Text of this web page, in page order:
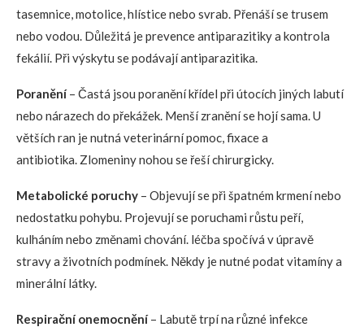
tasemnice, motolice, hlístice nebo svrab. Přenáší se trusem
nebo vodou. Důležitá je prevence antiparazitiky a kontrola
fekálií. Při výskytu se podávají antiparazitika.
Poranění– Častá jsou poranění křídel při útocích jiných labutí
nebo nárazech do překážek. Menší zranění se hojí sama. U
větších ran je nutná veterinární pomoc, fixace a
antibiotika. Zlomeniny nohou se řeší chirurgicky.
Metabolické poruchy – Objevují se při špatném krmení nebo
nedostatku pohybu. Projevují se poruchami růstu peří,
kulháním nebo změnami chování. léčba spočívá v úpravě
stravy a životních podmínek. Někdy je nutné podat vitamíny a
minerální látky.
Respirační onemocnění– Labutě trpí na různé infekce